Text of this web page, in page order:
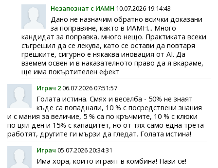
Незапознат с ИАМН 10.07.2026 19:14:43
Дано не назначим обратно всички доказани
за поправяне, както в ИАМН... Много
кандидат за поправка, много нещо. Практиката всеки
съгрешил да се лекува, като се остави да повтаря
грешките, сигурно е някаква иновация от AI. Да
вземем освен и в наказателното право да я вкараме,
ще има покъртителен ефект
Играч 206.07.2026 07:51:57
Голата истина. Смях и веселба - 50% не знаят
къде са попаднали, 10 % с посредствени знания
и с мания за величие, 5 % са по кръчмите, 10 % с клюки
по цял ден и 15% с капацитет, но от тях само една трета
работят, другите ги мързи да гледат. Голата истина!
Играч 05.07.2026 20:34:31
Има хора, които играят в комбина! Пази се!